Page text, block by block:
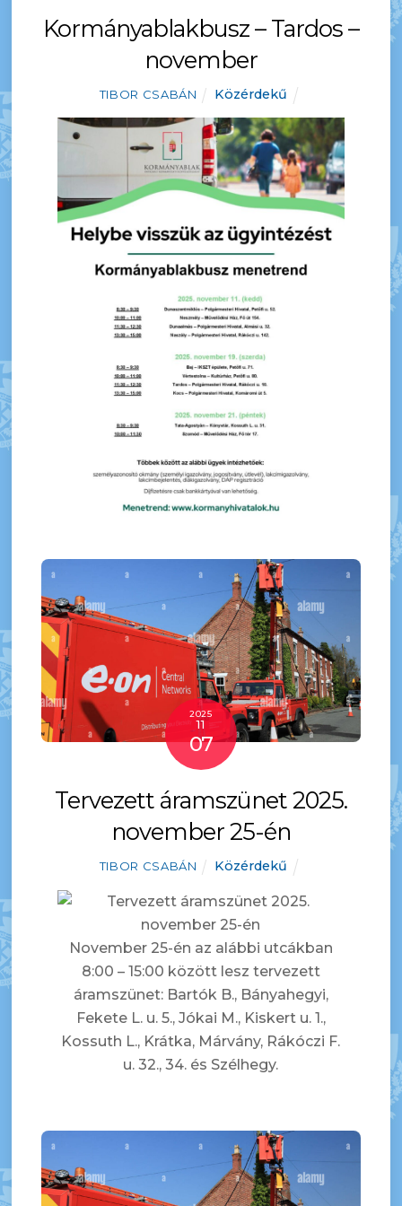
Kormányablakbusz – Tardos –
november
TIBOR CSABÁN Közérdekű
2025
11
07
Tervezett áramszünet 2025.
november 25-én
TIBOR CSABÁN Közérdekű
November 25-én az alábbi utcákban
8:00 – 15:00 között lesz tervezett
áramszünet: Bartók B., Bányahegyi,
Fekete L. u. 5., Jókai M., Kiskert u. 1.,
Kossuth L., Krátka, Márvány, Rákóczi F.
u. 32., 34. és Szélhegy.